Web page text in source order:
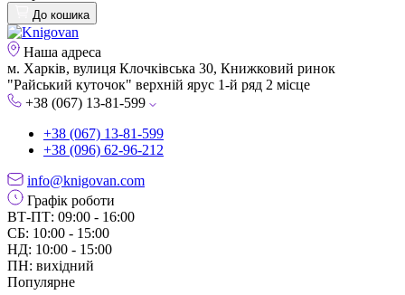
До кошика
Наша адреса
м. Харків, вулиця Клочківська 30, Книжковий ринок
"Райський куточок" верхній ярус 1-й ряд 2 місце
+38 (067) 13-81-599
+38 (067) 13-81-599
+38 (096) 62-96-212
info@knigovan.com
Графік роботи
ВТ-ПТ: 09:00 - 16:00
СБ: 10:00 - 15:00
НД: 10:00 - 15:00
ПН: вихідний
Популярне